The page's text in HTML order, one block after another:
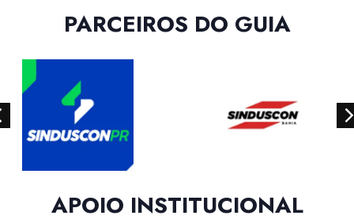
PARCEIROS DO GUIA
APOIO INSTITUCIONAL